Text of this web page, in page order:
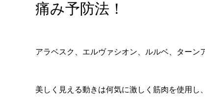
痛み予防法！
アラベスク、エルヴァシオン、ルルベ、ターン
美しく見える動きは何気に激しく筋肉を使用